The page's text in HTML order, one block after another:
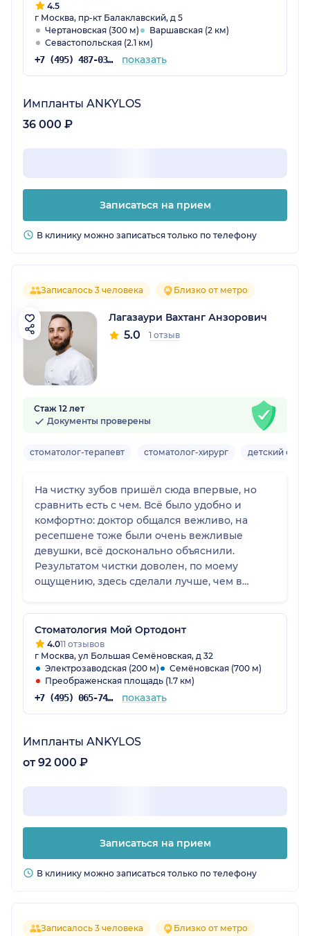
4.5
г Москва, пр-кт Балаклавский, д 5
Чертановская (300 м)
Варшавская (2 км)
Севастопольская (2.1 км)
+7 (495) 487-03-37 показать
Импланты ANKYLOS
36 000 ₽
Записаться на прием
В клинику можно записаться только по телефону
Записалось 3 человека Близко от метро
Лагазаури Вахтанг Анзорович
5.0 1 отзыв
Стаж 12 лет
Документы проверены
стоматолог-терапевт стоматолог-хирург детский
На чистку зубов пришёл сюда впервые, но
сравнить есть с чем. Всё было удобно и
комфортно: доктор общался вежливо, на
ресепшене тоже были очень вежливые
девушки, всё досконально объяснили.
Результатом чистки доволен, по моему
ощущению, здесь сделали лучше, чем в
Процедуру проводил Вахтанг Анзорович.
Стоматология Мой Ортодонт
4.011 отзывов
г Москва, ул Большая Семёновская, д 32
Электрозаводская (200 м)
Семёновская (700 м)
Преображенская площадь (1.7 км)
+7 (495) 065-74-94 показать
Импланты ANKYLOS
от 92 000 ₽
Записаться на прием
В клинику можно записаться только по телефону
Записалось 3 человека Близко от метро